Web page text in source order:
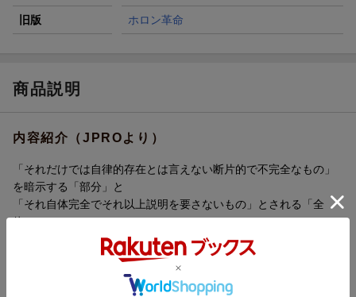
旧版 ホロン革命
商品説明
内容紹介（JPROより）
「それだけでは自律的存在とは言えない断片的で不完全なもの」
を暗示する「部分」と
「それ自体完全でそれ以上説明を要さないもの」とされる「全
体」。
生物、社会、あるいは宇宙全体において、絶対的な「部分」や
「全体」はまったく存在しない。
有機体は部分と全体の両面をもつ「ホロン」からなる多層システ